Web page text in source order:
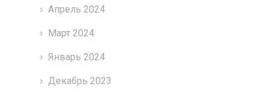
Апрель 2024
Март 2024
Январь 2024
Декабрь 2023